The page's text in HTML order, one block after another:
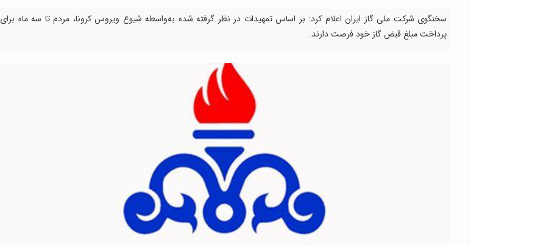
سخنگوی شرکت ملی گاز ایران اعلام کرد: بر اساس تمهیدات در نظر گرفته شده به‌واسطه شیوع ویروس کرونا، مردم تا سه ماه برای
پرداخت مبلغ قبض گاز خود فرصت دارند.